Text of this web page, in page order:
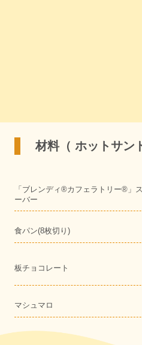
材料（ ホットサン
「ブレンディ®カフェラトリー®︎」
ーバー
食パン(8枚切り)
板チョコレート
マシュマロ